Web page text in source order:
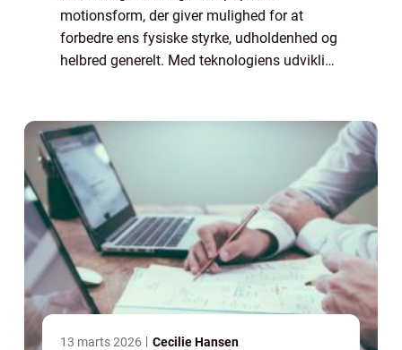
motionsform, der giver mulighed for at
forbedre ens fysiske styrke, udholdenhed og
helbred generelt. Med teknologiens udvikling
13 marts 2026 Cecilie Hansen